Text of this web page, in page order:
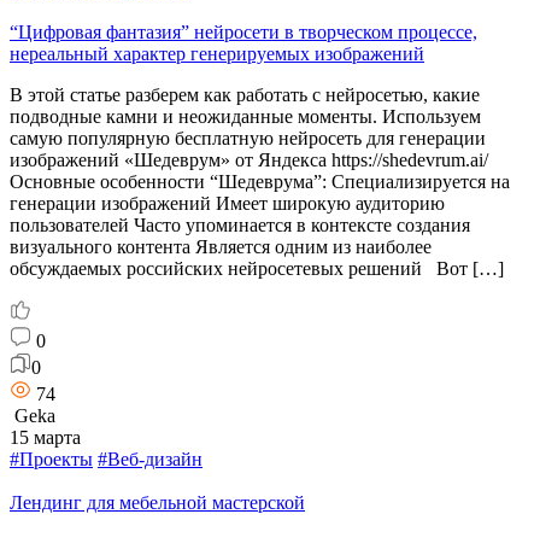
“Цифровая фантазия” нейросети в творческом процессе,
нереальный характер генерируемых изображений
В этой статье разберем как работать с нейросетью, какие
подводные камни и неожиданные моменты. Используем
самую популярную бесплатную нейросеть для генерации
изображений «Шедеврум» от Яндекса https://shedevrum.ai/
Основные особенности “Шедеврума”: Специализируется на
генерации изображений Имеет широкую аудиторию
пользователей Часто упоминается в контексте создания
визуального контента Является одним из наиболее
обсуждаемых российских нейросетевых решений Вот […]
0
0
74
Geka
15 марта
#Проекты #Веб-дизайн
Лендинг для мебельной мастерской